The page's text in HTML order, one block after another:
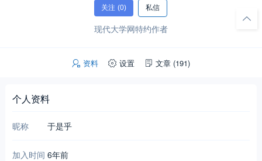
关注 (0) 私信
现代大学网特约作者
资料 设置 文章 (191)
个人资料
昵称 于是乎
加入时间 6年前